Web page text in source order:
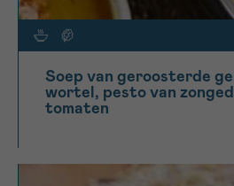
Soep van geroosterde
wortel, pesto van
tomaten